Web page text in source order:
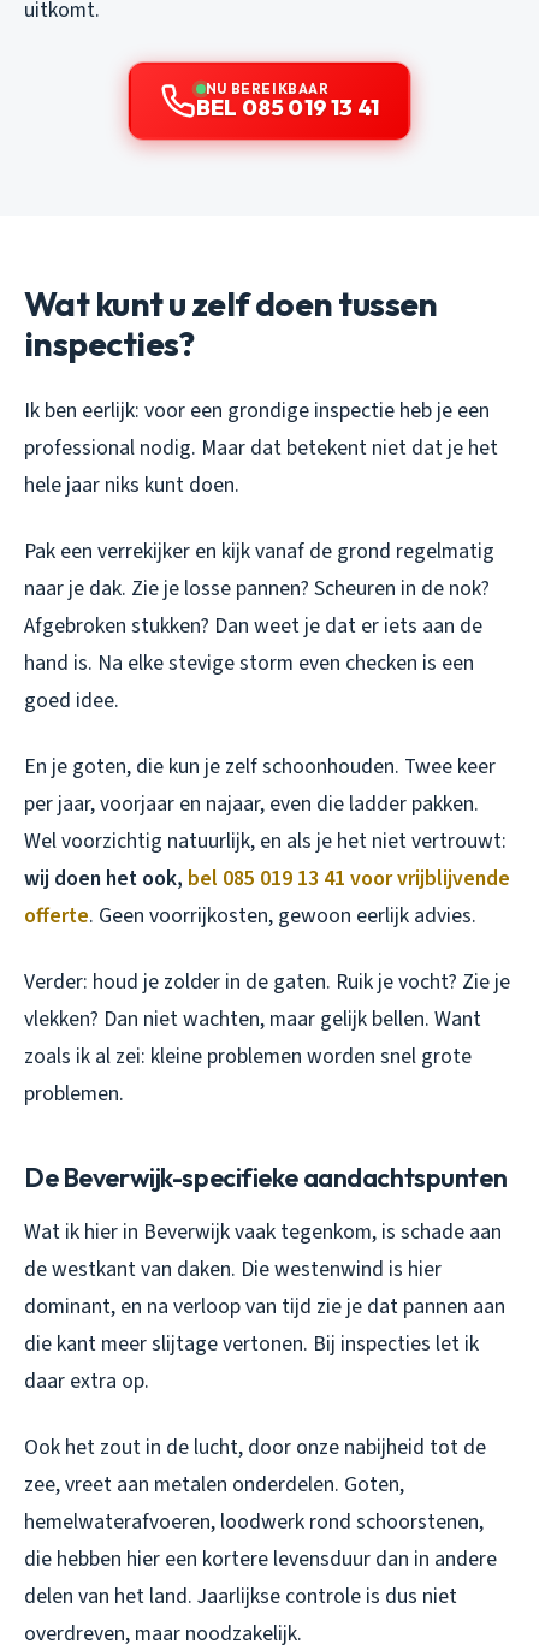
uitkomt.
NU BEREIKBAAR
BEL 085 019 13 41
Wat kunt u zelf doen tussen
inspecties?
Ik ben eerlijk: voor een grondige inspectie heb je een
professional nodig. Maar dat betekent niet dat je het
hele jaar niks kunt doen.
Pak een verrekijker en kijk vanaf de grond regelmatig
naar je dak. Zie je losse pannen? Scheuren in de nok?
Afgebroken stukken? Dan weet je dat er iets aan de
hand is. Na elke stevige storm even checken is een
goed idee.
En je goten, die kun je zelf schoonhouden. Twee keer
per jaar, voorjaar en najaar, even die ladder pakken.
Wel voorzichtig natuurlijk, en als je het niet vertrouwt:
wij doen het ook, bel 085 019 13 41 voor vrijblijvende
offerte. Geen voorrijkosten, gewoon eerlijk advies.
Verder: houd je zolder in de gaten. Ruik je vocht? Zie je
vlekken? Dan niet wachten, maar gelijk bellen. Want
zoals ik al zei: kleine problemen worden snel grote
problemen.
De Beverwijk-specifieke aandachtspunten
Wat ik hier in Beverwijk vaak tegenkom, is schade aan
de westkant van daken. Die westenwind is hier
dominant, en na verloop van tijd zie je dat pannen aan
die kant meer slijtage vertonen. Bij inspecties let ik
daar extra op.
Ook het zout in de lucht, door onze nabijheid tot de
zee, vreet aan metalen onderdelen. Goten,
hemelwaterafvoeren, loodwerk rond schoorstenen,
die hebben hier een kortere levensduur dan in andere
delen van het land. Jaarlijkse controle is dus niet
overdreven, maar noodzakelijk.